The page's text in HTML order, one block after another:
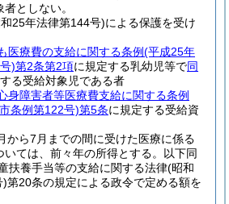
としない。
25年法律第144号)による保護を受け
医療費の支給に関する条例(平成25年
)第2条第2項に規定する乳幼児等で同
る受給対象児である者
身障害者等医療費支給に関する条例
条例第122号)第5条に規定する受給資
から7月までの間に受けた医療に係る
いては、前々年の所得とする。以下同
扶養手当等の支給に関する法律(昭和
)第20条の規定による政令で定める額を